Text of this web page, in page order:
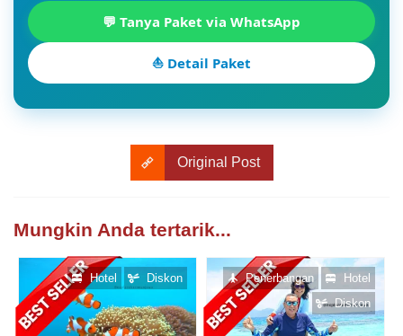
💬 Tanya Paket via WhatsApp
⛵ Detail Paket
Original Post
Mungkin Anda tertarik...
Hotel Diskon Penerbangan
Hotel
Diskon